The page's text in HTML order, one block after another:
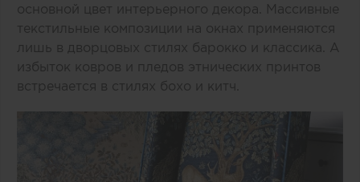
основной цвет интерьерного декора. Массивные
текстильные композиции на окнах применяются
лишь в дворцовых стилях барокко и классика. А
избыток ковров и пледов этнических принтов
встречается в стилях бохо и китч.